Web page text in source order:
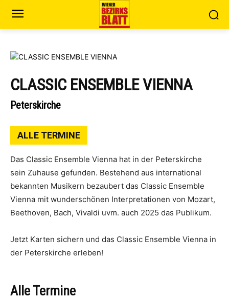
CLASSIC ENSEMBLE VIENNA
Peterskirche
ALLE TERMINE
Das Classic Ensemble Vienna hat in der Peterskirche
sein Zuhause gefunden. Bestehend aus international
bekannten Musikern bezaubert das Classic Ensemble
Vienna mit wunderschönen Interpretationen von Mozart,
Beethoven, Bach, Vivaldi uvm. auch 2025 das Publikum.
Jetzt Karten sichern und das Classic Ensemble Vienna in
der Peterskirche erleben!
Alle Termine